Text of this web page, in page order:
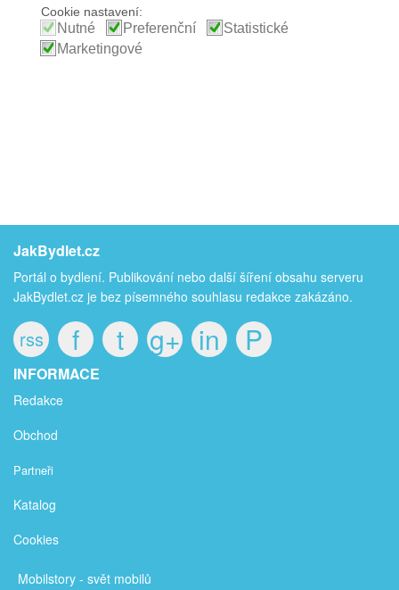
JakBydlet.cz
Portál o bydlení. Publikování nebo další šíření obsahu serveru
JakBydlet.cz je bez písemného souhlasu redakce zakázáno.
rss f t g+ in P
INFORMACE
Redakce
Obchod
Partneři
Katalog
Cookies
Mobilstory - svět mobilů
Cookie nastavení:
Nutné Preferenční
Statistické
Marketingové